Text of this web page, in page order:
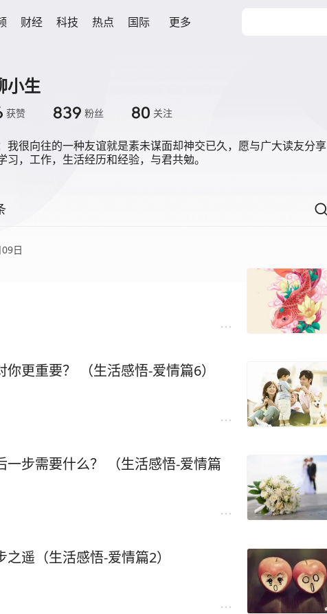
财经 科技 热点 国际 更多
小生
获赞 839 粉丝 80 关注
我很向往的一种友谊就是素未谋面却神交已久，愿与广大读友分享
习，工作，生活经历和经验，与君共勉。
日
更重要？ （生活感悟-爱情篇6）
一步需要什么？ （生活感悟-爱情篇
遥（生活感悟-爱情篇2）